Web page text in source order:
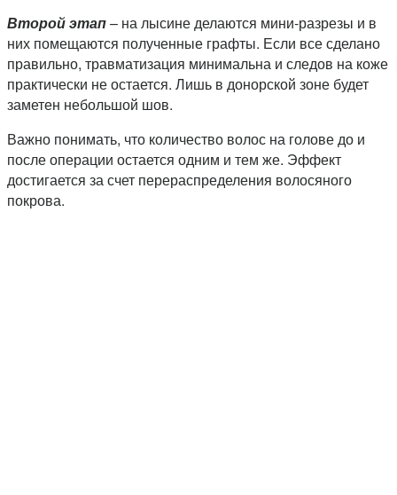
Второй этап– на лысине делаются мини-разрезы и в
них помещаются полученные графты. Если все сделано
правильно, травматизация минимальна и следов на коже
практически не остается. Лишь в донорской зоне будет
заметен небольшой шов.
Важно понимать, что количество волос на голове до и
после операции остается одним и тем же. Эффект
достигается за счет перераспределения волосяного
покрова.